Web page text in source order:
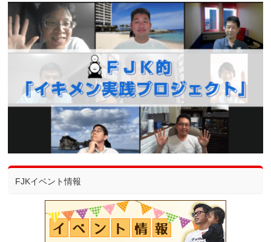
FJKイベント情報